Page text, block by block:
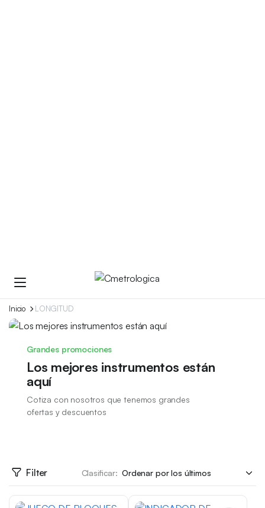
Inicio LONGITUD
Grandes promociones
Los mejores instrumentos están
aquí
Cotiza con nosotros que tenemos grandes
ofertas y descuentos
Filter Clasificar: